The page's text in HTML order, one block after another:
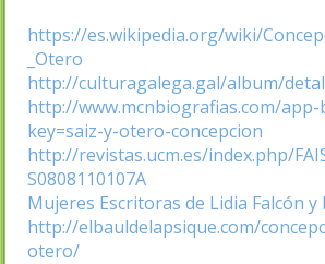
https://es.wikipedia.org/wiki/
_Otero
http://culturagalega.gal/album/
http://www.mcnbiografias.com/
key=saiz-y-otero-concepcion
http://revistas.ucm.es/index.php/
S0808110107A
Mujeres Escritoras de Lidia Falcón y
http://elbauldelapsique.com/
otero/